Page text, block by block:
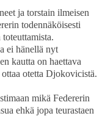
ja torstain ilmeisen
todennäköisesti
ei hänellä nyt
kautta on haettava
otetta Djokovicistä.
mikä Federerin
ehkä jopa teurastaen